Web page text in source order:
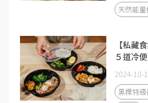
天然能
【私藏
５道冷
2024-10-
黑標特